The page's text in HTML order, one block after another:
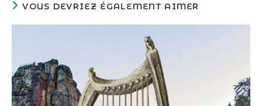
VOUS DEVRIEZ ÉGALEMENT AIMER